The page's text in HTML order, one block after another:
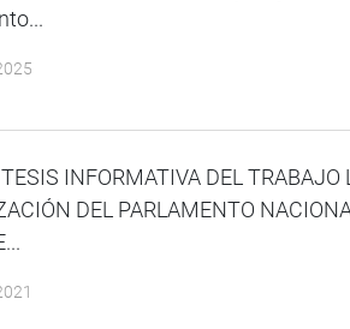
INFORMATIVA DEL TRABAJO
DEL PARLAMENTO